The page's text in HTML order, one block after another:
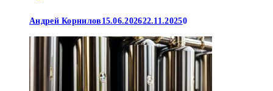
Андрей Корнилов 15.06.202622.11.20250